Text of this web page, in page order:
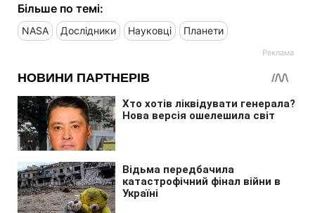
Більше по темі:
NASA Дослідники Науковці Планети